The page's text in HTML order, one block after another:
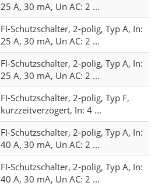
25 A, 30 mA, Un AC: 2 ...
FI-Schutzschalter, 2-polig, Typ A, In:
25 A, 30 mA, Un AC: 2 ...
FI-Schutzschalter, 2-polig, Typ A, In:
25 A, 30 mA, Un AC: 2 ...
FI-Schutzschalter, 2-polig, Typ F,
kurzzeitverzögert, In: 4 ...
FI-Schutzschalter, 2-polig, Typ A, In:
40 A, 30 mA, Un AC: 2 ...
FI-Schutzschalter, 2-polig, Typ A, In:
40 A, 30 mA, Un AC: 2 ...